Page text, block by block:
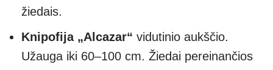
žiedais.
Knipofija „Alcazar“ vidutinio aukščio.
Užauga iki 60–100 cm. Žiedai pereinančios